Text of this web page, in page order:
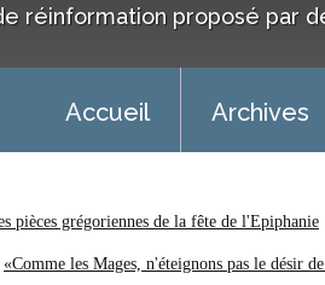
réinformation proposé par
Accueil Archives
pièces grégoriennes de la fête de l'Epiphanie
«Comme les Mages, n'éteignons pas le désir